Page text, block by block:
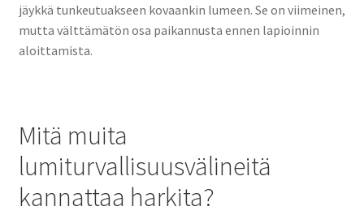
jäykkä tunkeutuakseen kovaankin lumeen. Se on viimeinen,
mutta välttämätön osa paikannusta ennen lapioinnin
aloittamista.
Mitä muita
lumiturvallisuusvälineitä
kannattaa harkita?